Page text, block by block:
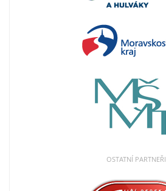
OSTATNÍ PARTNEŘI